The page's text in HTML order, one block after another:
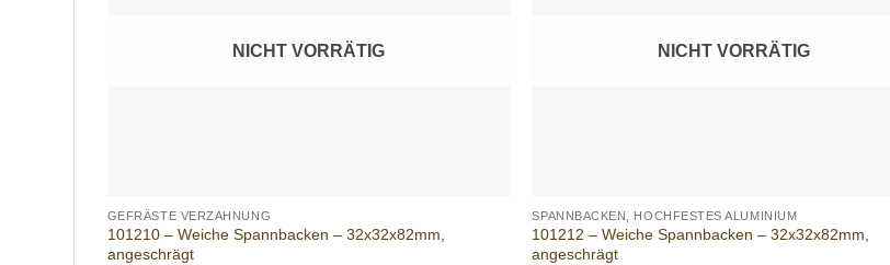
NICHT VORRÄTIG
GEFRÄSTE VERZAHNUNG
101210 – Weiche Spannbacken – 32x32x82mm,
angeschrägt
NICHT VORRÄTIG
SPANNBACKEN, HOCHFESTES ALUMINIUM
101212 – Weiche Spannbacken – 32x32x82mm,
angeschrägt